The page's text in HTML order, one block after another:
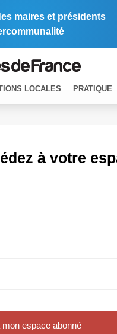
maires et présidents
LOCALES PRATIQUE
à votre